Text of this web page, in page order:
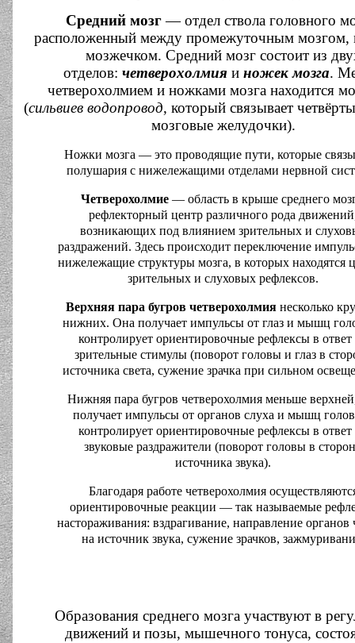
Средний мозг— отдел ствола головного
расположенный между промежуточным мозгом,
мозжечком. Средний мозг состоит из
отделов: четверохолмия и ножек мозга.
четверохолмием и ножками мозга находится
(сильвиев водопровод, который связывает
мозговые желудочки).
Ножки мозга — это проводящие пути, которые
полушария с нижележащими отделами нервной
Четверохолмие — область в крыше среднего
рефлекторный центр различного рода
возникающих под влиянием зрительных и
раздражений. Здесь происходит переключение
нижележащие структуры мозга, в которых находятся
зрительных и слуховых рефлексов.
Верхняя пара бугров четверохолмия несколько
нижних. Она получает импульсы от глаз и мышц
контролирует ориентировочные рефлексы в ответ
зрительные стимулы (поворот головы и глаз в
источника света, сужение зрачка при сильном
Нижняя пара бугров четверохолмия меньше
получает импульсы от органов слуха и мышц
контролирует ориентировочные рефлексы в ответ
звуковые раздражители (поворот головы в
источника звука).
Благодаря работе четверохолмия
ориентировочные реакции — так называемые
настораживания: вздрагивание, направление органов
на источник звука, сужение зрачков,
Образования среднего мозга участвуют в
движений и позы, мышечного тонуса,